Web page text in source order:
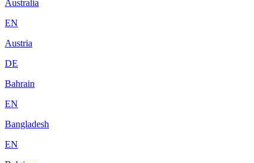
Australia
EN
Austria
DE
Bahrain
EN
Bangladesh
EN